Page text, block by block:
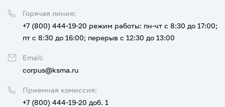
Приемная комиссия:
+7 (800) 444-19-20 доб. 1
Горячая линия:
+7 (800) 444-19-20 режим работы: пн-чт с 8:30 до 17:00;
пт с 8:30 до 16:00; перерыв с 12:30 до 13:00
Email:
corpus@ksma.ru